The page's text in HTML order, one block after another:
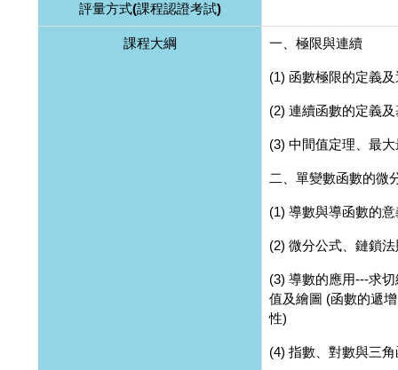
評量方式(課程認證考試)
課程大綱 一、極限與連續
(1) 函數極限的定義
(2) 連續函數的定義
(3) 中間值定理、最
二、單變數函數的微
(1) 導數與導函數的
(2) 微分公式、鏈鎖
(3) 導數的應用---求
值及繪圖 (函數的遞
性)
(4) 指數、對數與三